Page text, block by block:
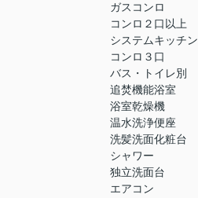
ガスコンロ
コンロ２口以上
システムキッチン
コンロ３口
バス・トイレ別
追焚機能浴室
浴室乾燥機
温水洗浄便座
洗髪洗面化粧台
シャワー
独立洗面台
エアコン